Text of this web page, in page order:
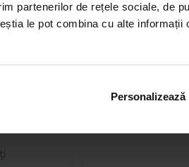
partenerilor de rețele sociale, de
le pot combina cu alte
Personalizează
AVI-8 AV-4089-04